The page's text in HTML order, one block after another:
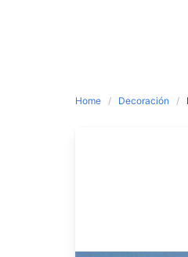
Home Decoración